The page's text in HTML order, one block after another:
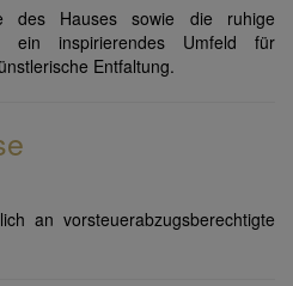
des Hauses sowie die ruhige
ein inspirierendes Umfeld für
Entfaltung.
an vorsteuerabzugsberechtigte